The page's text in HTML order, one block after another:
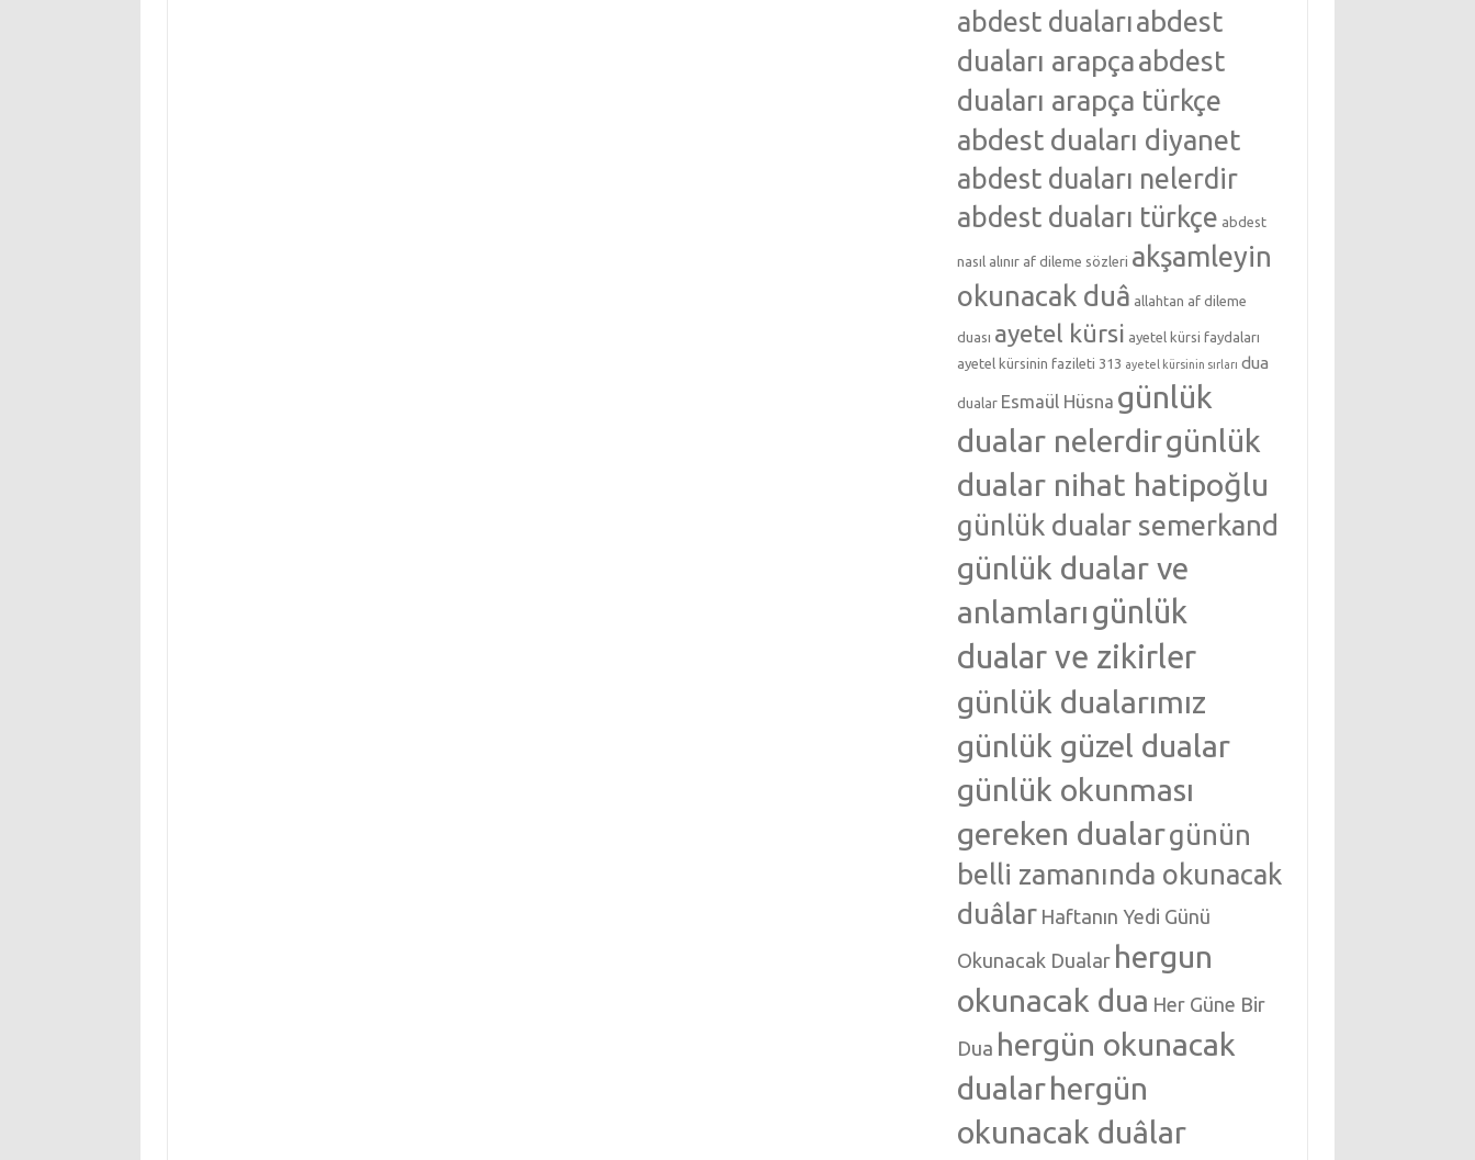
abdest dualarıabdest
duaları arapçaabdest
duaları arapça türkçe
abdest duaları diyanet
abdest duaları nelerdir
abdest duaları türkçe abdest
nasıl alınır af dileme sözleri akşamleyin
okunacak duâ allahtan af dileme
duası ayetel kürsi ayetel kürsi faydaları
ayetel kürsinin fazileti 313 ayetel kürsinin sırları dua
dualar Esmaül Hüsna günlük
dualar nelerdirgünlük
dualar nihat hatipoğlu
günlük dualar semerkand
günlük dualar ve
anlamlarıgünlük
dualar ve zikirler
günlük dualarımız
günlük güzel dualar
günlük okunması
gereken dualargünün
belli zamanında okunacak
duâlar Haftanın Yedi Günü
Okunacak Dualar hergun
okunacak dua Her Güne Bir
Dua hergün okunacak
dualarhergün
okunacak duâlar